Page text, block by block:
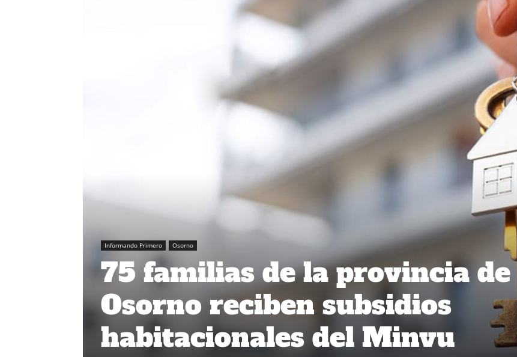
Informando Primero Osorno
75 familias de la provincia de
Osorno reciben subsidios
habitacionales del Minvu